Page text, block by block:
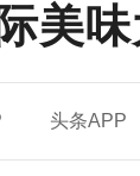
美味
头条APP